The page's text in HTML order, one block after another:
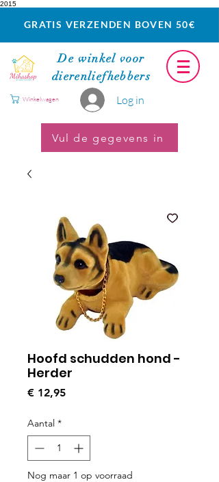
2015
GRATIS VERZENDEN BOVEN 50€
De winkel voor
dierenliefhebbers
Log in
Winkelwagen
Vul de gegevens in
Hoofd schudden hond -
Herder
€ 12,95Prijs
Aantal *
Nog maar 1 op voorraad